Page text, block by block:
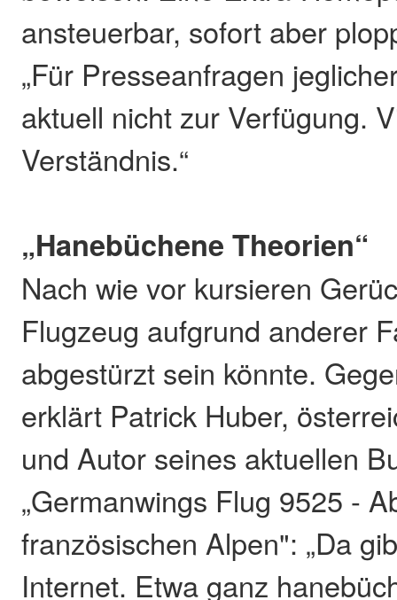
ansteuerbar, sofort aber
„Für Presseanfragen
aktuell nicht zur Verfügung.
Verständnis.“
„Hanebüchene Theorien“
Nach wie vor kursieren
Flugzeug aufgrund anderer
abgestürzt sein könnte.
erklärt Patrick Huber,
und Autor seines aktuellen
„Germanwings Flug 9525 -
französischen Alpen": „Da
Internet. Etwa ganz